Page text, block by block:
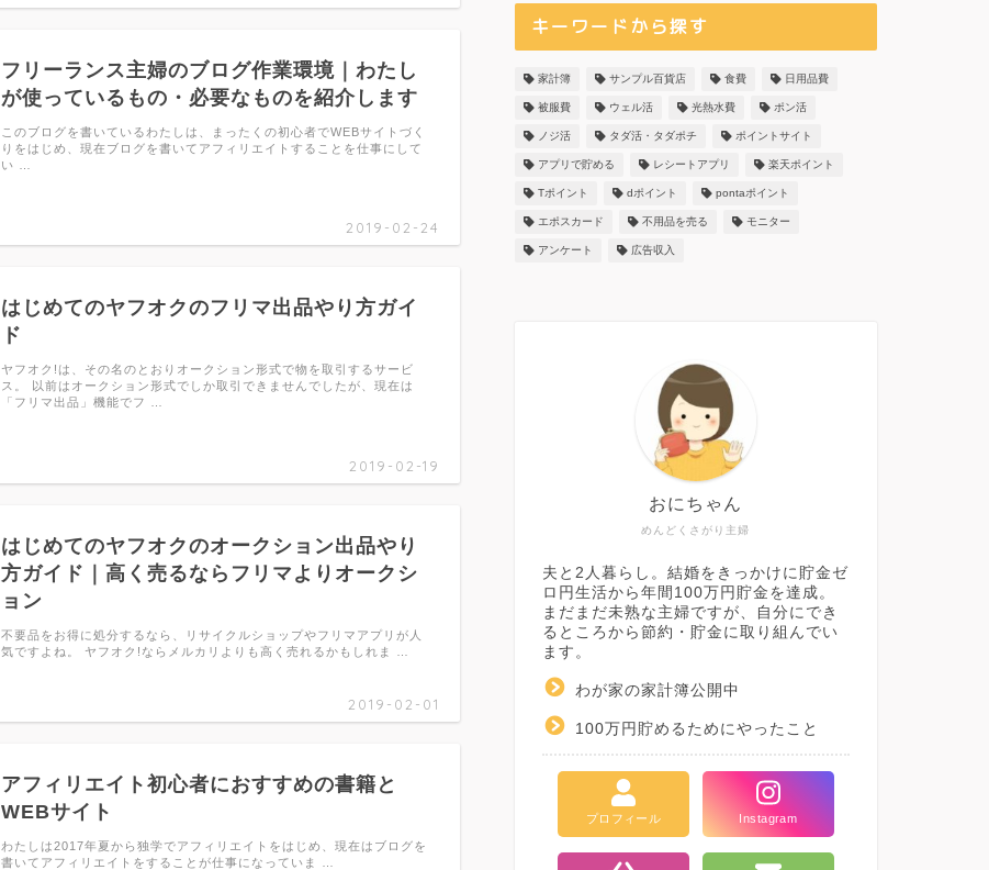
フリーランス主婦のブログ作業環境｜わたし
が使っているもの・必要なものを紹介します
2019-02-24
このブログを書いているわたしは、まったくの初心者でWEBサイトづく
りをはじめ、現在ブログを書いてアフィリエイトすることを仕事にして
い …
はじめてのヤフオクのフリマ出品やり方ガイ
ド
2019-02-19
ヤフオク!は、その名のとおりオークション形式で物を取引するサービ
ス。 以前はオークション形式でしか取引できませんでしたが、現在は
「フリマ出品」機能でフ …
はじめてのヤフオクのオークション出品やり
方ガイド｜高く売るならフリマよりオークシ
ョン
2019-02-01
不要品をお得に処分するなら、リサイクルショップやフリマアプリが人
気ですよね。 ヤフオク!ならメルカリよりも高く売れるかもしれま …
アフィリエイト初心者におすすめの書籍と
WEBサイト
わたしは2017年夏から独学でアフィリエイトをはじめ、現在はブログを
書いてアフィリエイトをすることが仕事になっていま …
キーワードから探す
家計簿 サンプル百貨店 食費 日用品費
被服費 ウェル活 光熱水費 ポン活
ノジ活 タダ活・タダポチ ポイントサイト
アプリで貯める レシートアプリ 楽天ポイント
Tポイント dポイント pontaポイント
エポスカード 不用品を売る モニター
アンケート 広告収入
めんどくさがり主婦
おにちゃん
夫と2人暮らし。結婚をきっかけに貯金ゼ
ロ円生活から年間100万円貯金を達成。
まだまだ未熟な主婦ですが、自分にでき
るところから節約・貯金に取り組んでい
ます。
わが家の家計簿公開中
100万円貯めるためにやったこと
プロフィール Instagram